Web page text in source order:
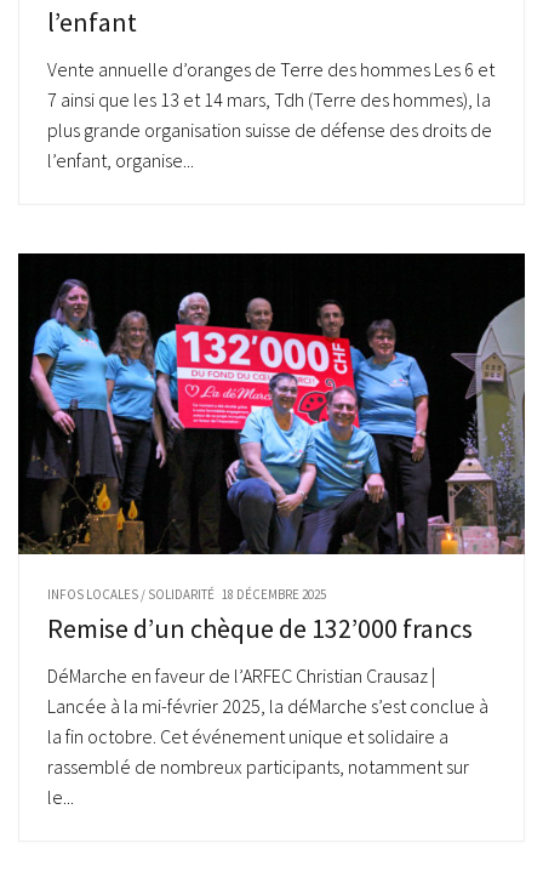
l’enfant
Vente annuelle d’oranges de Terre des hommes Les 6 et
7 ainsi que les 13 et 14 mars, Tdh (Terre des hommes), la
plus grande organisation suisse de défense des droits de
l’enfant, organise...
INFOS LOCALES / SOLIDARITÉ 18 DÉCEMBRE 2025
Remise d’un chèque de 132’000 francs
DéMarche en faveur de l’ARFEC Christian Crausaz |
Lancée à la mi-février 2025, la déMarche s’est conclue à
la fin octobre. Cet événement unique et solidaire a
rassemblé de nombreux participants, notamment sur
le...